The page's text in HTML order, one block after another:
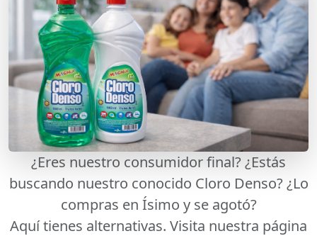
¿Eres nuestro consumidor final? ¿Estás
buscando nuestro conocido Cloro Denso? ¿Lo
compras en Ísimo y se agotó?
Aquí tienes alternativas. Visita nuestra página